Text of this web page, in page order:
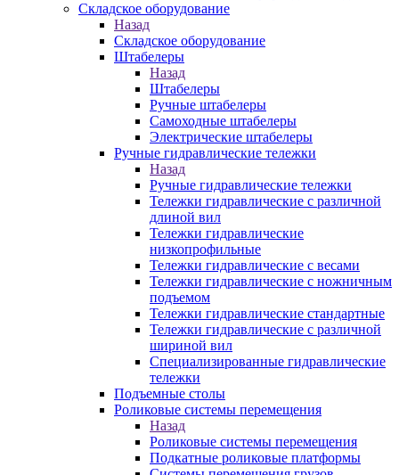
Складское оборудование
Назад
Складское оборудование
Штабелеры
Назад
Штабелеры
Ручные штабелеры
Самоходные штабелеры
Электрические штабелеры
Ручные гидравлические тележки
Назад
Ручные гидравлические тележки
Тележки гидравлические с различной
длиной вил
Тележки гидравлические
низкопрофильные
Тележки гидравлические с весами
Тележки гидравлические с ножничным
подъемом
Тележки гидравлические стандартные
Тележки гидравлические с различной
шириной вил
Специализированные гидравлические
тележки
Подъемные столы
Роликовые системы перемещения
Назад
Роликовые системы перемещения
Подкатные роликовые платформы